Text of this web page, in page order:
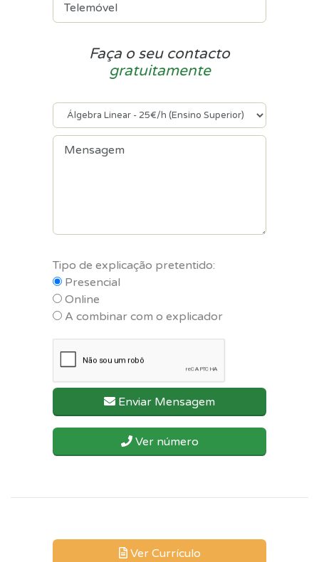
Faça o seu contacto
gratuitamente
Tipo de explicação pretentido:
Presencial
Online
A combinar com o explicador
Enviar Mensagem
Ver número
Ver Currículo